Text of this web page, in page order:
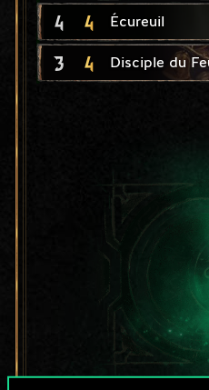
4 4 Écureuil
3 4 Disciple du